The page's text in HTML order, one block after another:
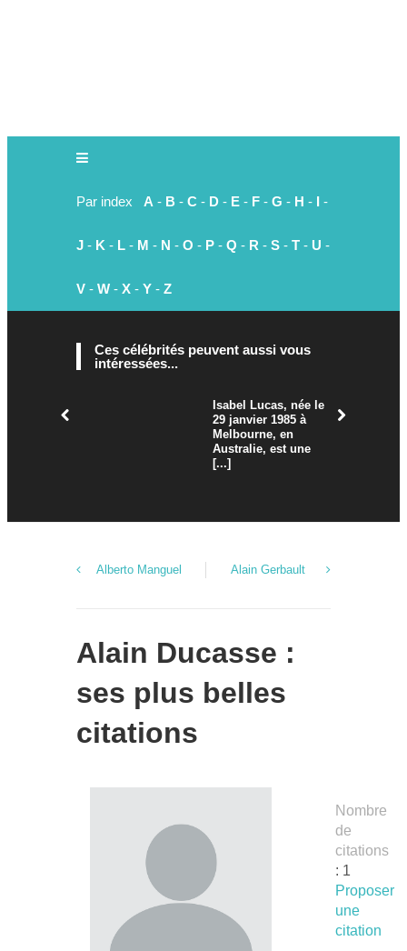
Par index A - B - C - D - E - F - G - H - I -
J - K - L - M - N - O - P - Q - R - S - T - U -
V - W - X - Y - Z
Ces célébrités peuvent aussi vous
intéressées...
Isabel Lucas, née le
29 janvier 1985 à
Melbourne, en
Australie, est une
[...]
Alberto Manguel Alain Gerbault
Alain Ducasse :
ses plus belles
citations
Nombre
de
citations
: 1
Proposer
une
citation